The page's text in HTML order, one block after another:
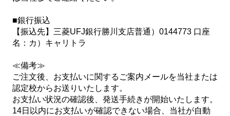
■銀行振込
【振込先】三菱UFJ銀行勝川支店普通）0144773 口座
名：カ）キャリトラ
≪備考≫
ご注文後、お支払いに関するご案内メールを当社または
認定校からお送りいたします。
お支払い状況の確認後、発送手続きが開始いたします。
14日以内にお支払いが確認できない場合、当社が自動